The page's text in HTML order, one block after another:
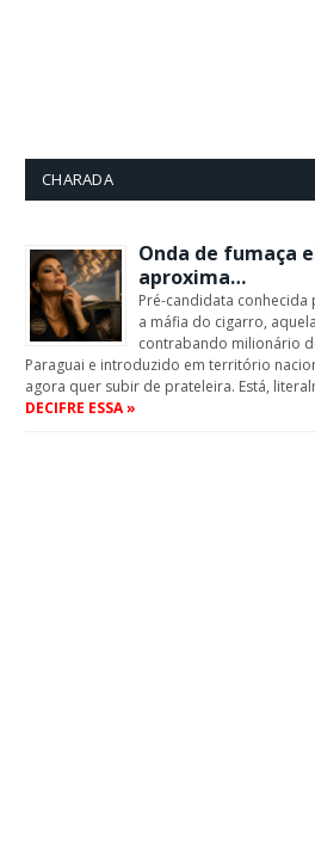
CHARADA
Onda de fumaça
aproxima…
Pré-candidata
a máfia do cigarro,
contrabando milionário
Paraguai e introduzido em território
agora quer subir de prateleira. Está,
DECIFRE ESSA »